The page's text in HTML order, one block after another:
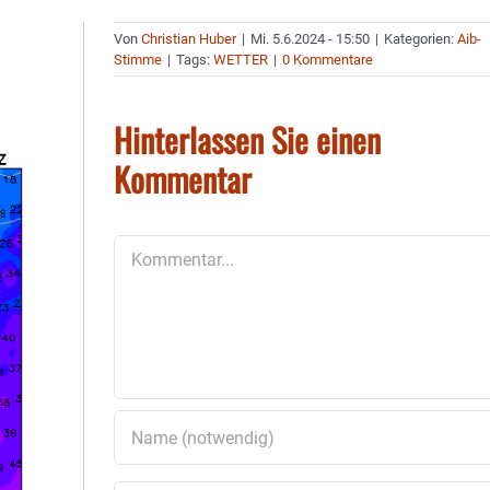
VonChristian Huber | Mi. 5.6.2024 - 15:50 | Kategorien:Aib-
Stimme | Tags:WETTER | 0 Kommentare
Hinterlassen Sie einen
Kommentar